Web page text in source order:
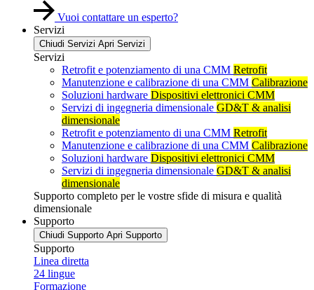
Vuoi contattare un esperto?
Servizi
Chiudi Servizi Apri Servizi
Servizi
Retrofit e potenziamento di una CMM Retrofit
Manutenzione e calibrazione di una CMM Calibrazione
Soluzioni hardware Dispositivi elettronici CMM
Servizi di ingegneria dimensionale GD&T & analisi
dimensionale
Retrofit e potenziamento di una CMM Retrofit
Manutenzione e calibrazione di una CMM Calibrazione
Soluzioni hardware Dispositivi elettronici CMM
Servizi di ingegneria dimensionale GD&T & analisi
dimensionale
Supporto completo per le vostre sfide di misura e qualità
dimensionale
Supporto
Chiudi Supporto Apri Supporto
Supporto
Linea diretta
24 lingue
Formazione